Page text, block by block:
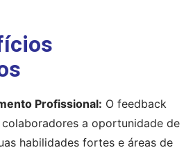
Profissional: O feedback
a oportunidade de
habilidades fortes e áreas de